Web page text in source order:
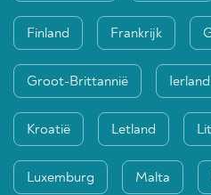
Finland Frankrijk
Groot-Brittannië Ierland
Kroatië Letland
Luxemburg Malta